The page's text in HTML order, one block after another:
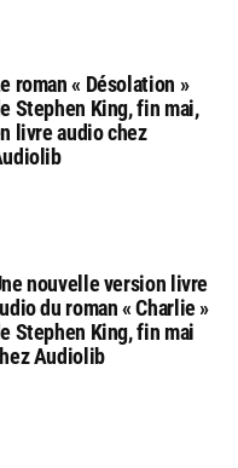
roman « Désolation »
Stephen King, fin mai,
livre audio chez
nouvelle version livre
du roman « Charlie »
Stephen King, fin mai
Audiolib